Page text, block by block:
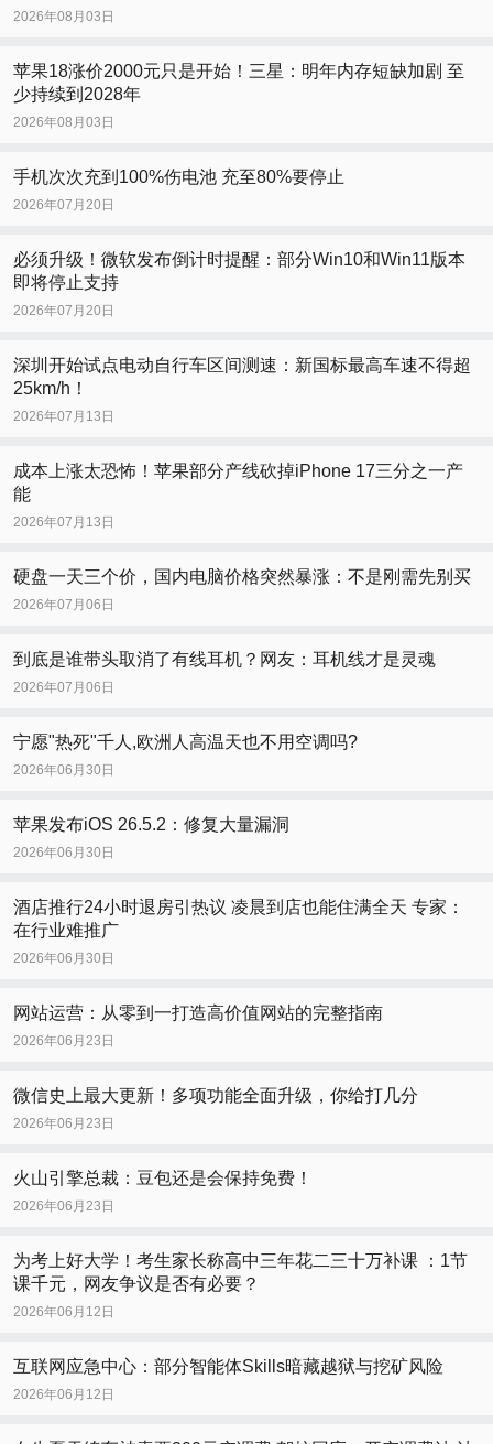
2026年08月03日
苹果18涨价2000元只是开始！三星：明年内存短缺加剧 至
少持续到2028年
2026年08月03日
手机次次充到100%伤电池 充至80%要停止
2026年07月20日
必须升级！微软发布倒计时提醒：部分Win10和Win11版本
即将停止支持
2026年07月20日
深圳开始试点电动自行车区间测速：新国标最高车速不得超
25km/h！
2026年07月13日
成本上涨太恐怖！苹果部分产线砍掉iPhone 17三分之一产
能
2026年07月13日
硬盘一天三个价，国内电脑价格突然暴涨：不是刚需先别买
2026年07月06日
到底是谁带头取消了有线耳机？网友：耳机线才是灵魂
2026年07月06日
宁愿"热死"千人,欧洲人高温天也不用空调吗?
2026年06月30日
苹果发布iOS 26.5.2：修复大量漏洞
2026年06月30日
酒店推行24小时退房引热议 凌晨到店也能住满全天 专家：
在行业难推广
2026年06月30日
网站运营：从零到一打造高价值网站的完整指南
2026年06月23日
微信史上最大更新！多项功能全面升级，你给打几分
2026年06月23日
火山引擎总裁：豆包还是会保持免费！
2026年06月23日
为考上好大学！考生家长称高中三年花二三十万补课 ：1节
课千元，网友争议是否有必要？
2026年06月12日
互联网应急中心：部分智能体Skills暗藏越狱与挖矿风险
2026年06月12日